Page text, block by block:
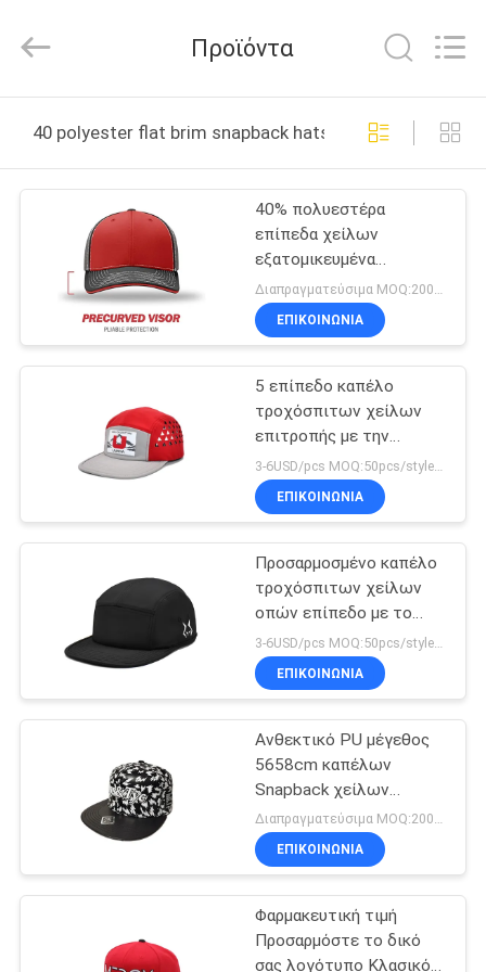
ΠΡΟΪΌΝΤΑ
ΠΕΡΊΠΟΥ
ΕΜΕΊΣ
ΓΎΡΟΣ
ΕΡΓΟΣΤΑΣΊΩΝ
ΠΟΙΟΤΙΚΌΣ
ΕΛΆΤΕ
ΜΕ
ΕΙΔΉΣΕΙΣ
Manufacturing
Rights
Προϊόντα
40 polyester flat brim snapback hats διαδικτυακή
40% πολυεστέρα
επίπεδα χείλων
εξατομικευμένα
Richardson Trucker
Snapback καπέλα
καλύμματα
Διαπραγματεύσιμα MOQ:200/style
ΕΠΙΚΟΙΝΩΝΊΑ
5 επίπεδο καπέλο
τροχόσπιτων χείλων
επιτροπής με την
επένδυση για τις
υπαίθριες
δραστηριότητες
ΕΠΙΚΟΙΝΩΝΊΑ
Προσαρμοσμένο καπέλο
τροχόσπιτων χείλων
οπών επίπεδο με το
μέσο μήκος χείλων
ΕΠΙΚΟΙΝΩΝΊΑ
Ανθεκτικό PU μέγεθος
5658cm καπέλων
Snapback χείλων
υφάσματος επίπεδο
σύνολο που τυπώνεται
Διαπραγματεύσιμα MOQ:200/style
ΕΠΙΚΟΙΝΩΝΊΑ
Φαρμακευτική τιμή
Προσαρμόστε το δικό
σας λογότυπο Κλασικό